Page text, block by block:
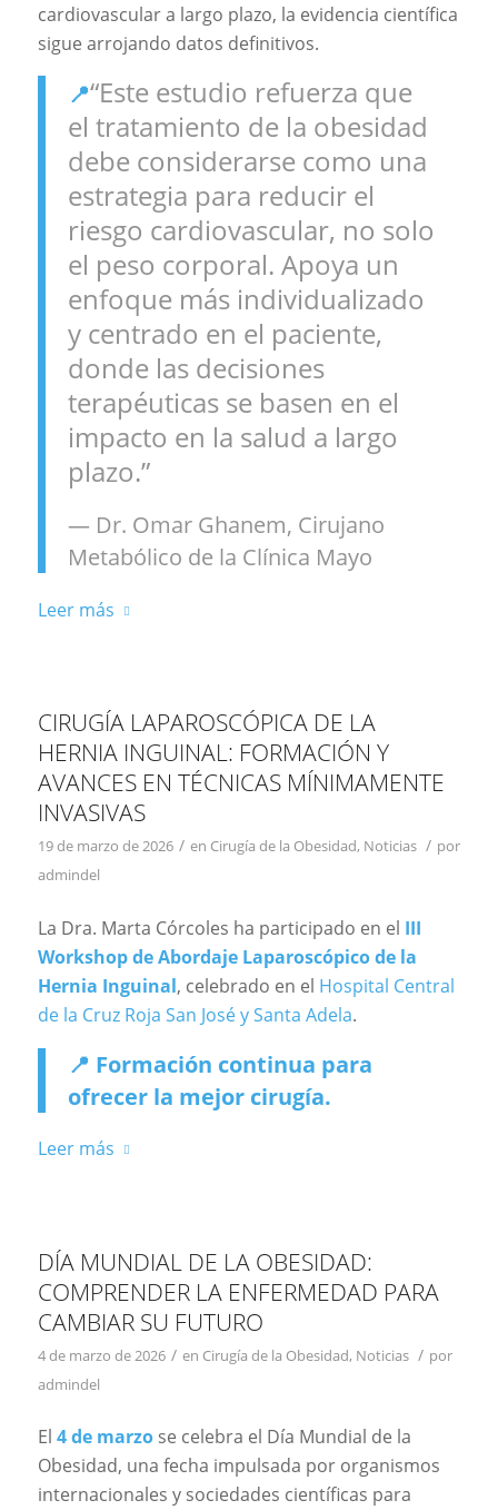
cardiovascular a largo plazo, la evidencia científica
sigue arrojando datos definitivos.
📍“Este estudio refuerza que
el tratamiento de la obesidad
debe considerarse como una
estrategia para reducir el
riesgo cardiovascular, no solo
el peso corporal. Apoya un
enfoque más individualizado
y centrado en el paciente,
donde las decisiones
terapéuticas se basen en el
impacto en la salud a largo
plazo.”
— Dr. Omar Ghanem, Cirujano
Metabólico de la Clínica Mayo
Leer más
CIRUGÍA LAPAROSCÓPICA DE LA
HERNIA INGUINAL: FORMACIÓN Y
AVANCES EN TÉCNICAS MÍNIMAMENTE
INVASIVAS
19 de marzo de 2026 / en Cirugía de la Obesidad, Noticias / por
admindel
La Dra. Marta Córcoles ha participado en el III
Workshop de Abordaje Laparoscópico de la
Hernia Inguinal, celebrado en el Hospital Central
de la Cruz Roja San José y Santa Adela.
📍 Formación continua para
ofrecer la mejor cirugía.
Leer más
DÍA MUNDIAL DE LA OBESIDAD:
COMPRENDER LA ENFERMEDAD PARA
CAMBIAR SU FUTURO
4 de marzo de 2026 / en Cirugía de la Obesidad, Noticias / por
admindel
El 4 de marzose celebra el Día Mundial de la
Obesidad, una fecha impulsada por organismos
internacionales y sociedades científicas para